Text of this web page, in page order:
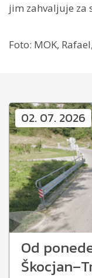
jim zahvaljuje za
Foto: MOK,
02. 07. 2026
Od